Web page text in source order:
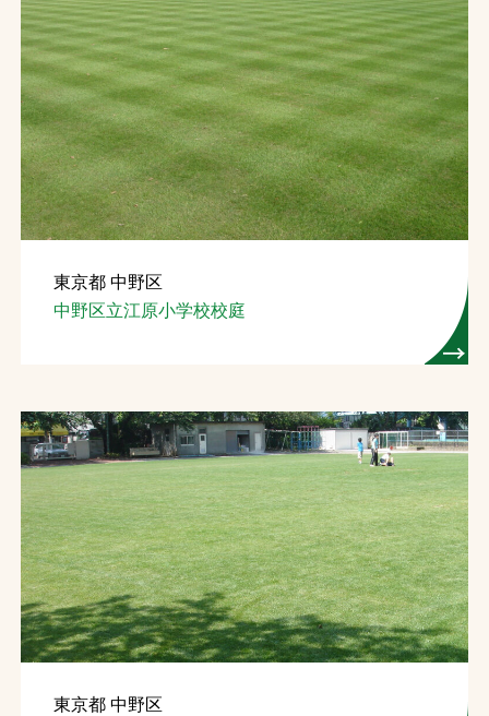
ソーシャルメディアポリシー
InstagramFacebookYouTube
文字の見えづらさや操作にお困りの方へ
東京都 中野区
中野区立江原小学校校庭
東京都 中野区